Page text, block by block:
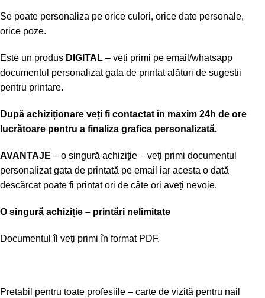
Se poate personaliza pe orice culori, orice date personale,
orice poze.
Este un produs DIGITAL – veți primi pe email/whatsapp
documentul personalizat gata de printat alături de sugestii
pentru printare.
După achiziționare veți fi contactat în maxim 24h de ore
lucrătoare pentru a finaliza grafica personalizată.
AVANTAJE – o singură achiziție – veți primi documentul
personalizat gata de printată pe email iar acesta o dată
descărcat poate fi printat ori de câte ori aveți nevoie.
O singură achiziție – printări nelimitate
Documentul îl veți primi în format PDF.
Pretabil pentru toate profesiile – carte de vizită pentru nail